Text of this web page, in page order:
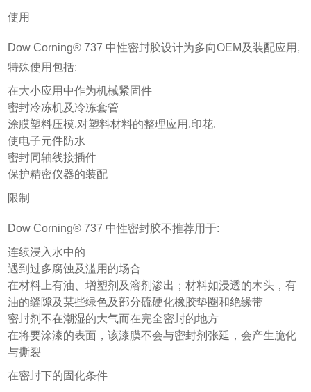
使用
Dow Corning® 737 中性密封胶设计为多向OEM及装配应用,
特殊使用包括:
在大小应用中作为机械紧固件
密封冷冻机及冷冻套管
涂膜塑料压模,对塑料材料的整理应用,印花.
使电子元件防水
密封同轴线接插件
保护精密仪器的装配
限制
Dow Corning® 737 中性密封胶不推荐用于:
连续浸入水中的
遇到过多腐蚀及滥用的场合
在材料上有油、增塑剂及溶剂渗出；材料如浸透的木头，有
油的缝隙及某些绿色及部分硫硬化橡胶垫圈和绝缘带
密封剂不在潮湿的大气而在完全密封的地方
在将要涂漆的表面，该漆膜不会与密封剂张延，会产生脆化
与撕裂
在密封下的固化条件